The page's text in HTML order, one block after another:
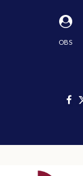
OBS